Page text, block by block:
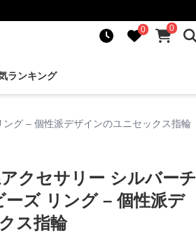
0
0
ランキング
グ – 個性派デザインのユニセックス指輪
クセサリー シルバーチ
ーズ リング – 個性派デ
ス指輪